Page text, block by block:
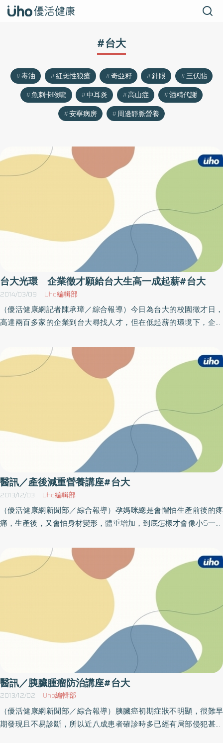
#台大
毒油 紅斑性狼瘡 奇亞籽 針眼
三伏貼
魚刺卡喉嚨
中耳炎 高山症
酒精代謝
安寧病房
周邊靜脈營養
台大光環 企業徵才願給台大生高一成起薪#台大
2014/03/09 Uho編輯部
（優活健康網記者陳承璋／綜合報導）今日為台大的校園徵才日，
高達兩百多家的企業到台大尋找人才，但在低起薪的環境下，企業
今年企業給新鮮人的起薪，無論是研究生或是大學生，較去年都有
微幅的增加，若又是頂著台大畢業或是雙主修的光環找工作，企業
端也願意再給更多的起薪，但企業估計，一份職缺平均要過濾掉30
份履歷，才能找到一位合適的人才。台大吃香 新鮮人起薪可望較
高調查顯示，企業對今年大學畢業生（學士學歷），願意提供的起
薪，平均是24744元，高於去年的24311元，增幅1.8％；另外如果是
台灣大學大學部的畢業生，願意提供的起薪更高，平均為27046
元，比起24744元，多給9.3％的薪資。相較下，對今年研究所畢業
生，願意提供的起薪，平均是27616元，高於去年的26960元，增
幅2.4％；另外如果是台灣大學研究所的畢業生，願意提供的起薪，
平均高達29209元，比起27616元，多給5.8％的薪資。雙主修畢業
生 企業較願意錄取從上面的數據似乎顯示，台大光環對求職仍然
有些幫助，而且根據求職網的調查，還是有37.2％的企業透露，如
果求職的新鮮人，頂著台大學歷，會提高錄取意願。當然如果雙主
修或輔系，更具加分作用！51.2％的企業認為，對有雙主修或修輔系
30.7份的新鮮人履歷表，才能找到一個適合的人選。
醫訊／產後減重營養講座#台大
2013/12/03 Uho編輯部
（優活健康網新聞部／綜合報導）孕媽咪總是會懼怕生產前後的疼
痛，生產後，又會怕身材變形，體重增加，到底怎樣才會像小S一樣
辦「產後減重飲食講座」，由賴聖如營養師主講，營養師將分享產
後如何減重的飲食方法。活動訊息以主辦單位最新訊息為準，因此
參加本活動前請先洽詢再確認，以免臨時異動或取消，當場請自備
喝水容器。名稱：產後減重飲食時間： 102年12月5日（四）下午
14：00～15：00地點：台大醫院（台北中正區常德街1號＼捷運台
大醫院站）1東第7講堂洽詢：02-2312 3456
醫訊／胰臟腫瘤防治講座#台大
2013/12/02 Uho編輯部
（優活健康網新聞部／綜合報導）胰臟癌初期症狀不明顯，很難早
期發現且不易診斷，所以近八成患者確診時多已經有局部侵犯甚至